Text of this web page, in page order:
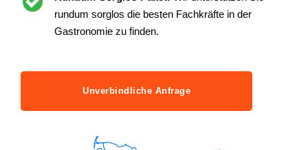
rundum sorglos die besten Fachkräfte in der
Gastronomie zu finden.
Unverbindliche Anfrage